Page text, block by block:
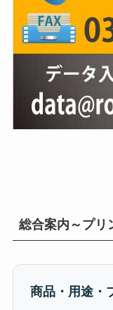
総合案内～プリ
商品・用途・